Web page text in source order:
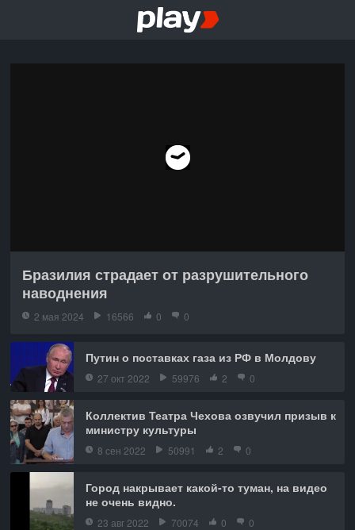
Бразилия страдает от разрушительного
наводнения
2 мая 2024 16566 0 0
Путин о поставках газа из РФ в Молдову
27 окт 2022 59976 2 0
Коллектив Театра Чехова озвучил призыв к
министру культуры
8 сен 2022 50991 2 0
Город накрывает какой-то туман, на видео
не очень видно.
23 авг 2022 70074 0 0